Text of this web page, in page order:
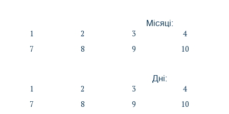
Місяці:
1 2 3
4
7
8 9 10
Дні:
1 2 3
4
7
8 9
10